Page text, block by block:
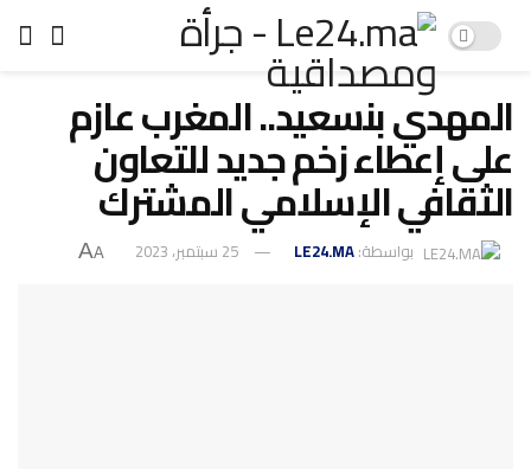
المهدي بنسعيد.. المغرب عازم
على إعطاء زخم جديد للتعاون
الثقافي الإسلامي المشترك
بواسطة:LE24.MA 25 سبتمبر، 2023 A
A